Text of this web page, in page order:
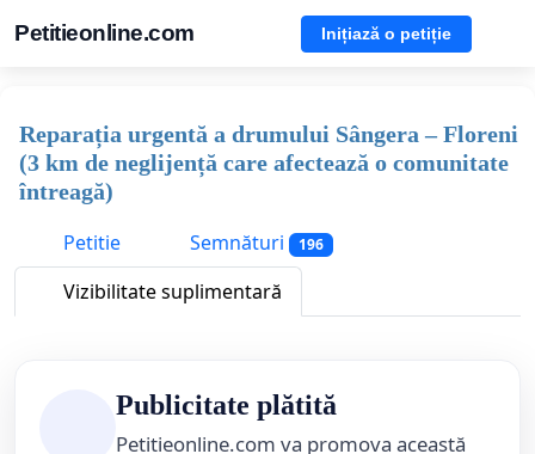
Petitieonline.com Inițiază o petiție
Reparația urgentă a drumului Sângera – Floreni
(3 km de neglijență care afectează o comunitate
întreagă)
Petitie
Semnături 196
Vizibilitate suplimentară
Publicitate plătită
Petitieonline.com va promova această